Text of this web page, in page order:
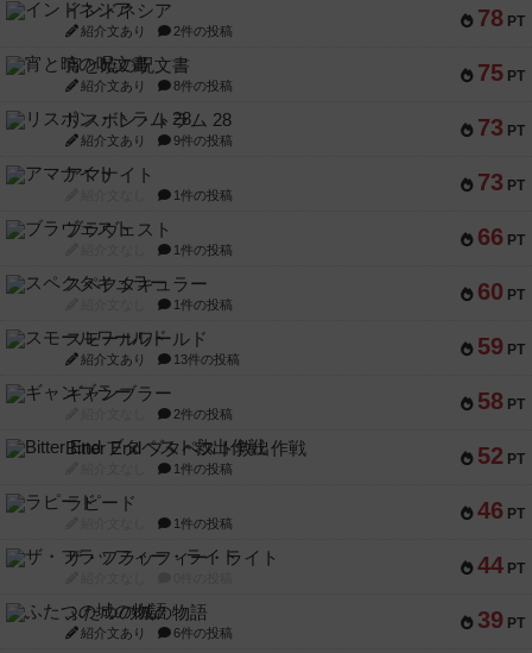
78 PT
インドネシア
紹介文あり 2件の投稿
75 PT
宵と暁の呪文書
紹介文あり 8件の投稿
73 PT
リスボン・トラム 28
紹介文あり 9件の投稿
73 PT
アマナイト
1件の投稿
66 PT
ブラヴェスト
1件の投稿
60 PT
スペクタキュラー
1件の投稿
59 PT
スモールワールド
紹介文あり 13件の投稿
58 PT
ギャンブラー
2件の投稿
52 PT
Bitter End ブタペスト救出作戦
1件の投稿
46 PT
ラピード
1件の投稿
44 PT
ザ・フラッフィー・ライト
39 PT
ふたつの城の物語
紹介文あり 6件の投稿